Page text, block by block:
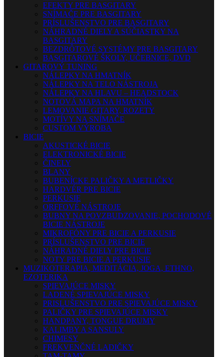
EFEKTY PRE BASGITARY
SNÍMAČE PRE BASGITARY
PRÍSLUŠENSTVO PRE BASGITARY
NÁHRADNÉ DIELY A SÚČIASTKY NA
BASGITARY
BEZDRÔTOVÉ SYSTÉMY PRE BASGITARY
BASGITAROVÉ ŠKOLY, UČEBNICE, DVD
GITAROVÝ TUNING
NÁLEPKY NA HMATNÍK
NÁLEPKY NA TELO NÁSTROJA
NÁLEPKY NA HLAVU – HEADSTOCK
NOTOVÁ MAPA NA HMATNÍK
LEMOVANIE GITARY, ROZETY
MOTÍVY NA SNÍMAČE
CUSTOM VÝROBA
BICIE
AKUSTICKÉ BICIE
ELEKTRONICKÉ BICIE
ČINELY
BLANY
BUBENÍCKE PALIČKY A METLIČKY
HARDVÉR PRE BICIE
PERKUSIE
ORFFOVÉ NÁSTROJE
BUBNY NA POVZBUDZOVANIE, POCHODOVÉ
BICIE NÁSTROJE
MIKROFÓNY PRE BICIE A PERKUSIE
PRÍSLUŠENSTVO PRE BICIE
NÁHRADNÉ DIELY PRE BICIE
NOTY PRE BICIE A PERKUSIE
MUZIKOTERAPIA, MEDITÁCIA, JOGA, ETHNO,
EZOTERIKA
SPIEVAJÚCE MISKY
LADENÉ SPIEVAJÚCE MISKY
PRISLUŠENSTVO PRE SPIEVAJÚCE MISKY
PALIČKY PRE SPIEVAJÚCE MISKY
HANDPANY, TONGUE DRUMY
KALIMBY A SANSULY
CHIMESY
FREKVENČNÉ LADIČKY